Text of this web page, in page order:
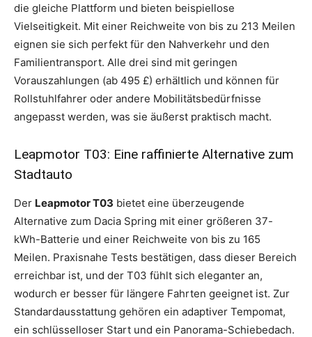
die gleiche Plattform und bieten beispiellose
Vielseitigkeit. Mit einer Reichweite von bis zu 213 Meilen
eignen sie sich perfekt für den Nahverkehr und den
Familientransport. Alle drei sind mit geringen
Vorauszahlungen (ab 495 £) erhältlich und können für
Rollstuhlfahrer oder andere Mobilitätsbedürfnisse
angepasst werden, was sie äußerst praktisch macht.
Leapmotor T03: Eine raffinierte Alternative zum
Stadtauto
Der Leapmotor T03 bietet eine überzeugende
Alternative zum Dacia Spring mit einer größeren 37-
kWh-Batterie und einer Reichweite von bis zu 165
Meilen. Praxisnahe Tests bestätigen, dass dieser Bereich
erreichbar ist, und der T03 fühlt sich eleganter an,
wodurch er besser für längere Fahrten geeignet ist. Zur
Standardausstattung gehören ein adaptiver Tempomat,
ein schlüsselloser Start und ein Panorama-Schiebedach.